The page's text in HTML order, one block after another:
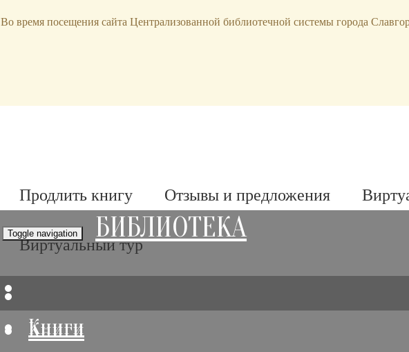
bibl-serv@mail.ru
Продлить книгу Отзывы и предложения
Виртуальный тур
Книги
Toggle navigation БИБЛИОТЕКА
Книги
Во время посещения сайта Централизованной библиотечной системы города